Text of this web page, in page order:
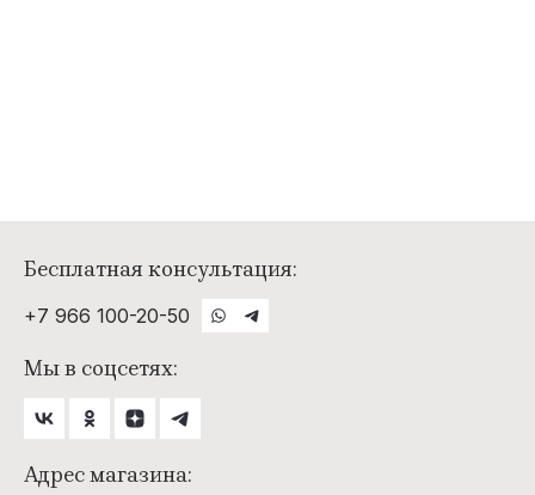
Бесплатная консультация:
+7 966 100-20-50
Мы в соцсетях:
Адрес магазина: